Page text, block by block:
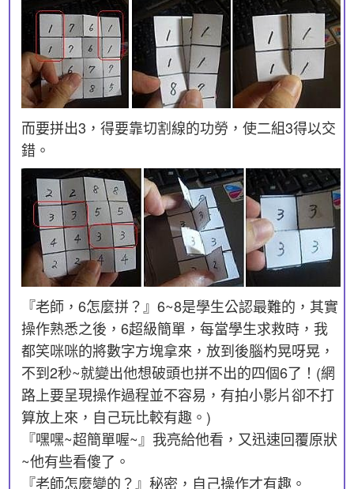
而要拼出3，得要靠切割線的功勞，使二組3得以交
錯。
『老師，6怎麼拼？』6~8是學生公認最難的，其實
操作熟悉之後，6超級簡單，每當學生求救時，我
都笑咪咪的將數字方塊拿來，放到後腦杓晃呀晃，
不到2秒~就變出他想破頭也拼不出的四個6了！(網
路上要呈現操作過程並不容易，有拍小影片卻不打
算放上來，自己玩比較有趣。)
『嘿嘿~超簡單喔~』我亮給他看，又迅速回覆原狀
~他有些看傻了。
『老師怎麼變的？』秘密，自己操作才有趣。